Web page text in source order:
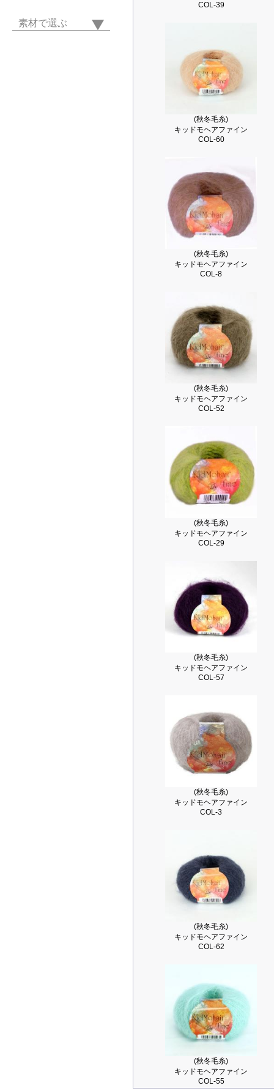
素材で選ぶ
COL-39
(秋冬毛糸)
キッドモヘアファイン
COL-60
(秋冬毛糸)
キッドモヘアファイン
COL-8
(秋冬毛糸)
キッドモヘアファイン
COL-52
(秋冬毛糸)
キッドモヘアファイン
COL-29
(秋冬毛糸)
キッドモヘアファイン
COL-57
(秋冬毛糸)
キッドモヘアファイン
COL-3
(秋冬毛糸)
キッドモヘアファイン
COL-62
(秋冬毛糸)
キッドモヘアファイン
COL-55